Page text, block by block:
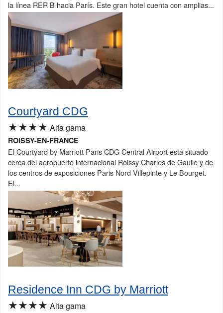
la línea RER B hacia París. Este gran hotel cuenta con amplias...
Courtyard CDG
★★★★ Alta gama
ROISSY-EN-FRANCE
El Courtyard by Marriott Paris CDG Central Airport está situado
cerca del aeropuerto internacional Roissy Charles de Gaulle y de
los centros de exposiciones Paris Nord Villepinte y Le Bourget.
El...
Residence Inn CDG by Marriott
★★★★ Alta gama